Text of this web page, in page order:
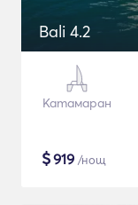
Bali 4.2
Катамаран
$919 /нощ